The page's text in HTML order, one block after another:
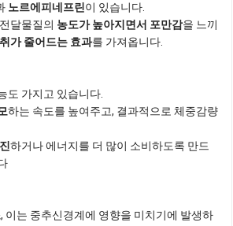
노르에피네프린 이 있습니다.
달물질의 농도가 높아지면서 포만감을 느끼
가 줄어드는 효과를 가져옵니다.
도 가지고 있습니다.
하는 속도를 높여주고, 결과적으로 체중감량
하거나 에너지를 더 많이 소비하도록 만드
, 이는 중추신경계에 영향을 미치기에 발생하